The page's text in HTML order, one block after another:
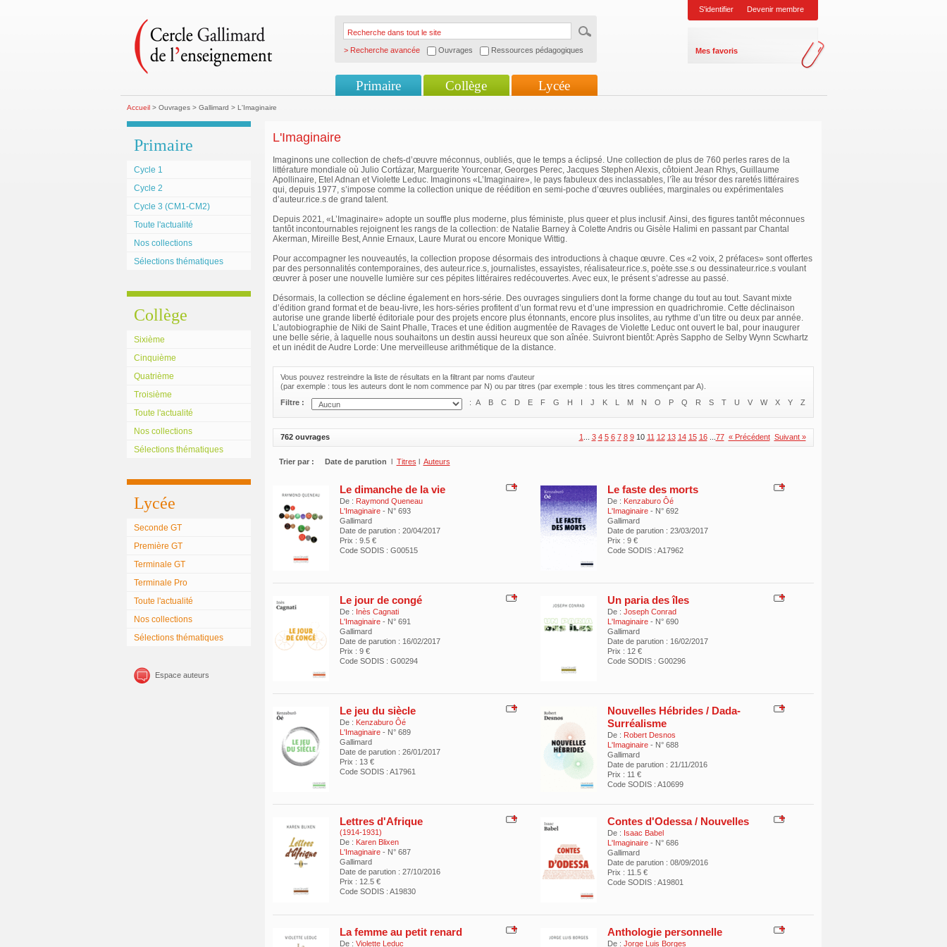
> Recherche avancée Ouvrages Ressources pédagogiques
S'identifier Devenir membre
Mes favoris
Primaire Collège Lycée
Accueil> Ouvrages > Gallimard > L'Imaginaire
Primaire
Cycle 1
Cycle 2
Cycle 3 (CM1-CM2)
Toute l'actualité
Nos collections
Sélections thématiques
Collège
Sixième
Cinquième
Quatrième
Troisième
Toute l'actualité
Nos collections
Sélections thématiques
Lycée
Seconde GT
Première GT
Terminale GT
Terminale Pro
Toute l'actualité
Nos collections
Sélections thématiques
Espace auteurs
L'Imaginaire
Imaginons une collection de chefs-d’œuvre méconnus, oubliés, que le temps a éclipsé. Une collection de plus de 760 perles rares de la
littérature mondiale où Julio Cortázar, Marguerite Yourcenar, Georges Perec, Jacques Stephen Alexis, côtoient Jean Rhys, Guillaume
Apollinaire, Etel Adnan et Violette Leduc. Imaginons «L’Imaginaire», le pays fabuleux des inclassables, l’île au trésor des raretés littéraires
qui, depuis 1977, s’impose comme la collection unique de réédition en semi-poche d’œuvres oubliées, marginales ou expérimentales
d’auteur.rice.s de grand talent.
Depuis 2021, «L’Imaginaire» adopte un souffle plus moderne, plus féministe, plus queer et plus inclusif. Ainsi, des figures tantôt méconnues
tantôt incontournables rejoignent les rangs de la collection: de Natalie Barney à Colette Andris ou Gisèle Halimi en passant par Chantal
Akerman, Mireille Best, Annie Ernaux, Laure Murat ou encore Monique Wittig.
Pour accompagner les nouveautés, la collection propose désormais des introductions à chaque œuvre. Ces «2 voix, 2 préfaces» sont offertes
par des personnalités contemporaines, des auteur.rice.s, journalistes, essayistes, réalisateur.rice.s, poète.sse.s ou dessinateur.rice.s voulant
œuvrer à poser une nouvelle lumière sur ces pépites littéraires redécouvertes. Avec eux, le présent s’adresse au passé.
Désormais, la collection se décline également en hors-série. Des ouvrages singuliers dont la forme change du tout au tout. Savant mixte
d’édition grand format et de beau-livre, les hors-séries profitent d’un format revu et d’une impression en quadrichromie. Cette déclinaison
autorise une grande liberté éditoriale pour des projets encore plus étonnants, encore plus insolites, au rythme d’un titre ou deux par année.
L’autobiographie de Niki de Saint Phalle, Traces et une édition augmentée de Ravages de Violette Leduc ont ouvert le bal, pour inaugurer
une belle série, à laquelle nous souhaitons un destin aussi heureux que son aînée. Suivront bientôt: Après Sappho de Selby Wynn Scwhartz
et un inédit de Audre Lorde: Une merveilleuse arithmétique de la distance.
Vous pouvez restreindre la liste de résultats en la filtrant par noms d'auteur
(par exemple : tous les auteurs dont le nom commence par N) ou par titres (par exemple : tous les titres commençant par A).
Filtre :
: A B C D E F G H I J K L M N O P Q R S T U V W X Y Z
1 3 4 5 6 7 8 9 10 11 12 13 14 15 16 77 « Précédent Suivant »
762 ouvrages
Trier par : Date de parution l Titres l Auteurs
Le dimanche de la vie
De : Raymond Queneau
L'Imaginaire - N° 693
Gallimard
Date de parution : 20/04/2017
Prix : 9.5 €
Code SODIS : G00515
Le faste des morts
De : Kenzaburo Ôé
L'Imaginaire - N° 692
Gallimard
Date de parution : 23/03/2017
Prix : 9 €
Code SODIS : A17962
Le jour de congé
De : Inès Cagnati
L'Imaginaire - N° 691
Gallimard
Date de parution : 16/02/2017
Prix : 9 €
Code SODIS : G00294
Un paria des îles
De : Joseph Conrad
L'Imaginaire - N° 690
Gallimard
Date de parution : 16/02/2017
Prix : 12 €
Code SODIS : G00296
Le jeu du siècle
De : Kenzaburo Ôé
L'Imaginaire - N° 689
Gallimard
Date de parution : 26/01/2017
Prix : 13 €
Code SODIS : A17961
Nouvelles Hébrides / Dada-
Surréalisme
De : Robert Desnos
L'Imaginaire - N° 688
Gallimard
Date de parution : 21/11/2016
Prix : 11 €
Code SODIS : A10699
Lettres d'Afrique
(1914-1931)
De : Karen Blixen
L'Imaginaire - N° 687
Gallimard
Date de parution : 27/10/2016
Prix : 12.5 €
Code SODIS : A19830
Contes d'Odessa / Nouvelles
De : Isaac Babel
L'Imaginaire - N° 686
Gallimard
Date de parution : 08/09/2016
Prix : 11.5 €
Code SODIS : A19801
La femme au petit renard
De : Violette Leduc
Anthologie personnelle
De : Jorge Luis Borges